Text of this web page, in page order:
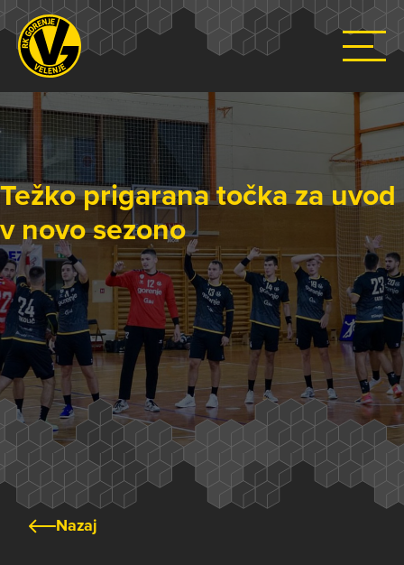
Težko prigarana točka za uvod
v novo sezono
Nazaj